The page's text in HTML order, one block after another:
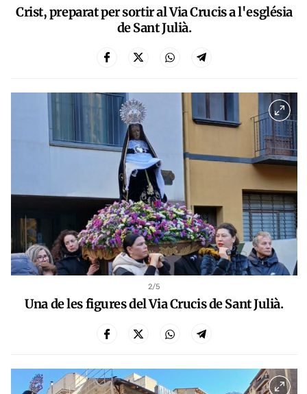
Crist, preparat per sortir al Via Crucis a l'església
de Sant Julià.
2/5
Una de les figures del Via Crucis de Sant Julià.